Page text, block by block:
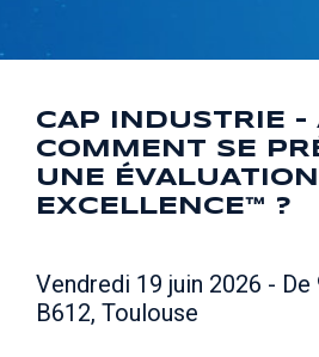
CAP INDUSTRIE -
COMMENT SE
UNE
EXCELLENCE™ ?
Vendredi 19 juin 2026 - De
B612, Toulouse